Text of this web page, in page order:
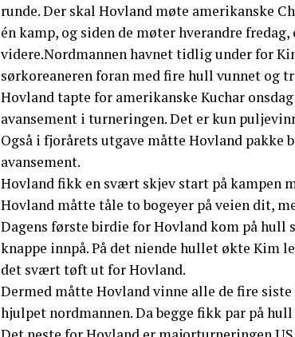
runde. Der skal Hovland møte amerikanske
én kamp, og siden de møter hverandre
videre.Nordmannen havnet tidlig under for
sørkoreaneren foran med fire hull vunnet og
Hovland tapte for amerikanske Kuchar
avansement i turneringen. Det er kun
Også i fjorårets utgave måtte Hovland
avansement.
Hovland fikk en svært skjev start på kampen
Hovland måtte tåle to bogeyer på veien dit,
Dagens første birdie for Hovland kom på hull
knappe innpå. På det niende hullet økte Kim
det svært tøft ut for Hovland.
Dermed måtte Hovland vinne alle de fire
hjulpet nordmannen. Da begge fikk par på hull